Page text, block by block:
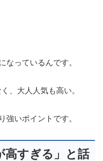
なっているんです。
、大人人気も高い。
強いポイントです。
高すぎる」と話